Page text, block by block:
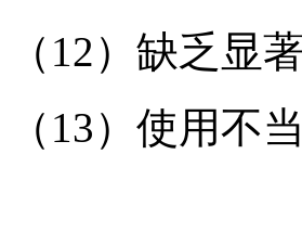
（12）缺乏显
（13）使用不